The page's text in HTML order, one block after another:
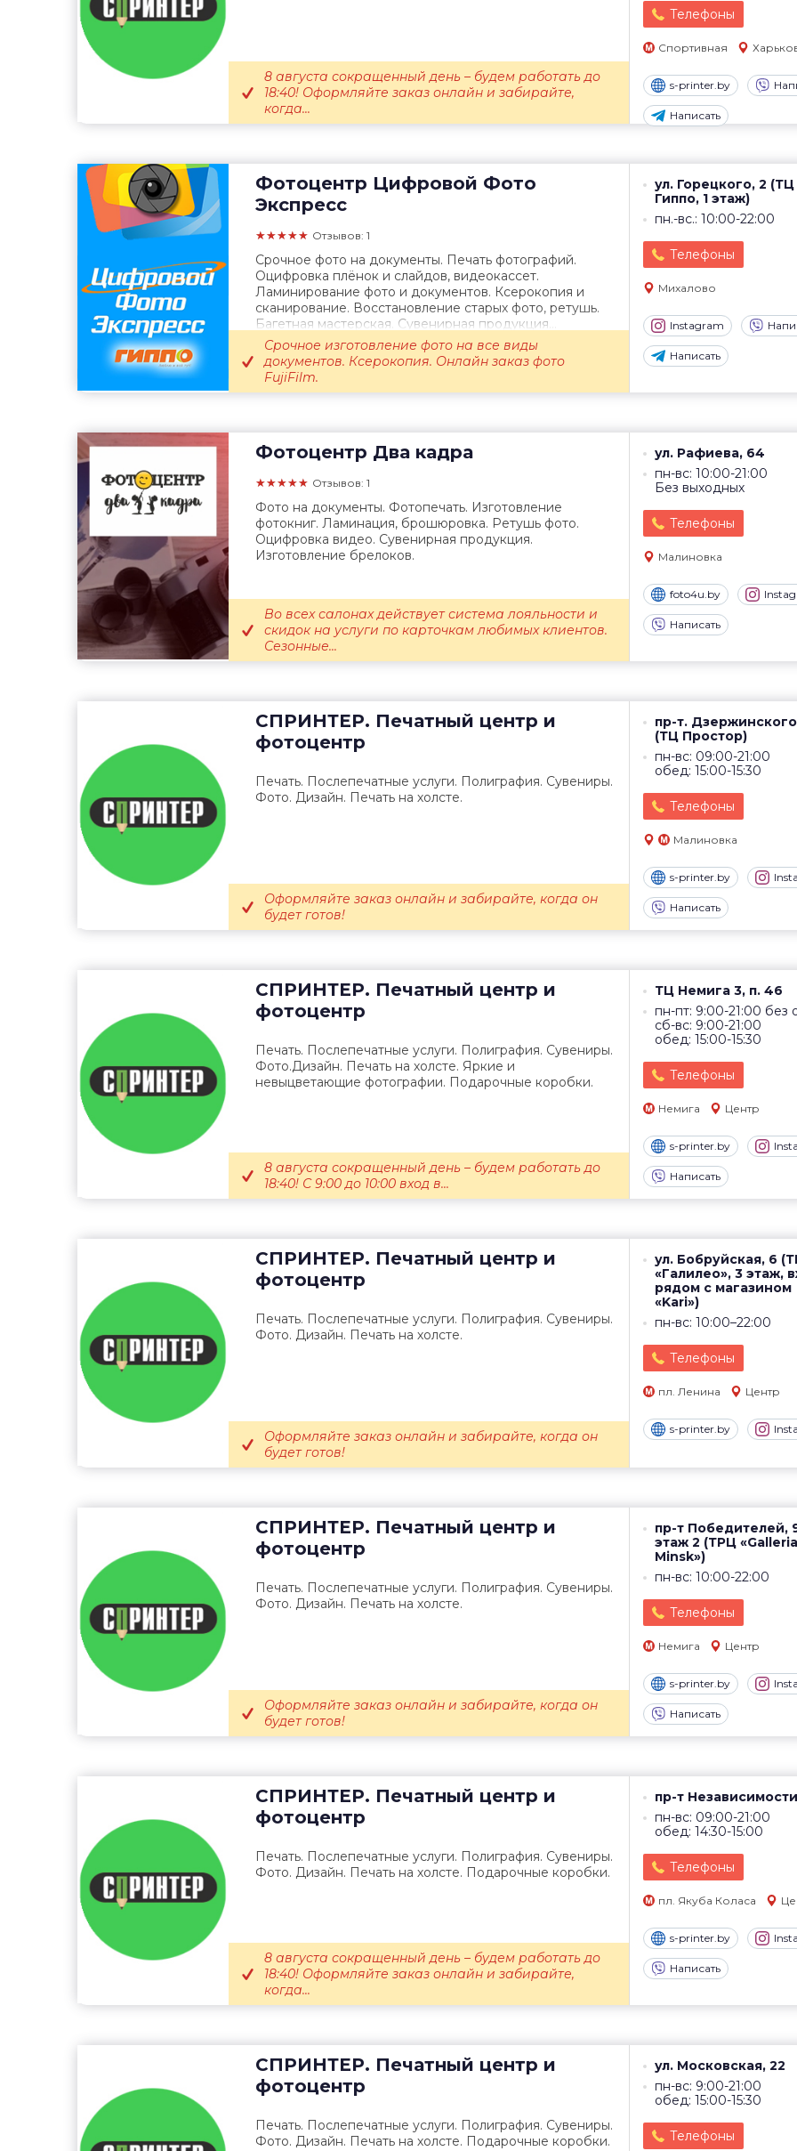
Телефоны
Спортивная
s-printer.by
Написать
8 августа сокращенный день – будем работать до
18:40! Оформляйте заказ онлайн и забирайте,
когда...
Фотоцентр Цифровой Фото
Экспресс
★★★★★ Отзывов: 1
ул. Горецкого, 2 (ТЦ
Гиппо, 1 этаж)
пн.-вс.: 10:00-22:00
Телефоны
Михалово
Instagram
Написать
Срочное фото на документы. Печать фотографий.
Оцифровка плёнок и слайдов, видеокассет.
Ламинирование фото и документов. Ксерокопия и
сканирование. Восстановление старых фото, ретушь.
Багетная мастерская. Сувенирная продукция...
Срочное изготовление фото на все виды
документов. Ксерокопия. Онлайн заказ фото
FujiFilm.
Фотоцентр Два кадра
★★★★★ Отзывов: 1
ул. Рафиева, 64
пн-вс: 10:00-21:00
Без выходных
Телефоны
Малиновка
foto4u.by
Написать
Фото на документы. Фотопечать. Изготовление
фотокниг. Ламинация, брошюровка. Ретушь фото.
Оцифровка видео. Сувенирная продукция.
Изготовление брелоков.
Во всех салонах действует система лояльности и
скидок на услуги по карточкам любимых клиентов.
Сезонные...
СПРИНТЕР. Печатный центр и
фотоцентр
пр-т.
(ТЦ Простор)
пн-вс: 09:00-21:00
обед: 15:00-15:30
Телефоны
Малиновка
s-printer.by
Написать
Печать. Послепечатные услуги. Полиграфия. Сувениры.
Фото. Дизайн. Печать на холсте.
Оформляйте заказ онлайн и забирайте, когда он
будет готов!
СПРИНТЕР. Печатный центр и
фотоцентр
ТЦ Немига 3, п. 46
пн-пт: 9:00-21:00 без
сб-вс: 9:00-21:00
обед: 15:00-15:30
Телефоны
Немига Центр
s-printer.by
Написать
Печать. Послепечатные услуги. Полиграфия. Сувениры.
Фото.Дизайн. Печать на холсте. Яркие и
невыцветающие фотографии. Подарочные коробки.
8 августа сокращенный день – будем работать до
18:40! С 9:00 до 10:00 вход в...
СПРИНТЕР. Печатный центр и
фотоцентр
ул. Бобруйская, 6
«Галилео», 3 этаж,
рядом с магазином
«Kari»)
пн-вс: 10:00–22:00
Телефоны
пл. Ленина Центр
s-printer.by
Печать. Послепечатные услуги. Полиграфия. Сувениры.
Фото. Дизайн. Печать на холсте.
Оформляйте заказ онлайн и забирайте, когда он
будет готов!
СПРИНТЕР. Печатный центр и
фотоцентр
пр-т Победителей,
этаж 2 (ТРЦ «Galleria
Minsk»)
пн-вс: 10:00-22:00
Телефоны
Немига Центр
s-printer.by
Написать
Печать. Послепечатные услуги. Полиграфия. Сувениры.
Фото. Дизайн. Печать на холсте.
Оформляйте заказ онлайн и забирайте, когда он
будет готов!
СПРИНТЕР. Печатный центр и
фотоцентр
пр-т
пн-вс: 09:00-21:00
обед: 14:30-15:00
Телефоны
пл. Якуба Коласа
s-printer.by
Написать
Печать. Послепечатные услуги. Полиграфия. Сувениры.
Фото. Дизайн. Печать на холсте. Подарочные коробки.
8 августа сокращенный день – будем работать до
18:40! Оформляйте заказ онлайн и забирайте,
когда...
СПРИНТЕР. Печатный центр и
фотоцентр
ул. Московская, 22
пн-вс: 9:00-21:00
обед: 15:00-15:30
Телефоны
Печать. Послепечатные услуги. Полиграфия. Сувениры.
Фото. Дизайн. Печать на холсте. Подарочные коробки.